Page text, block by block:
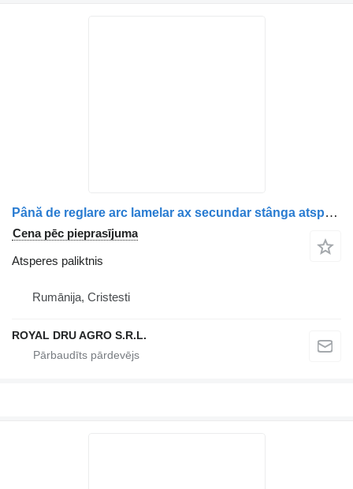
Până de reglare arc lamelar ax secundar stânga atsperes paliktnis paredzēts Scania 1827598 15476 kravas automašīnas
Cena pēc pieprasījuma
Atsperes paliktnis
Rumānija, Cristesti
ROYAL DRU AGRO S.R.L.